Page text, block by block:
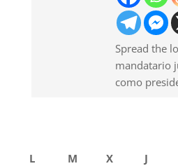
Spread the
mandatario
como
L
M X J